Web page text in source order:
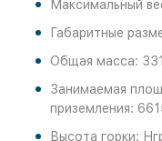
Максимальный
Габаритные
Общая масса:
Занимаемая
приземления:
Высота горки: